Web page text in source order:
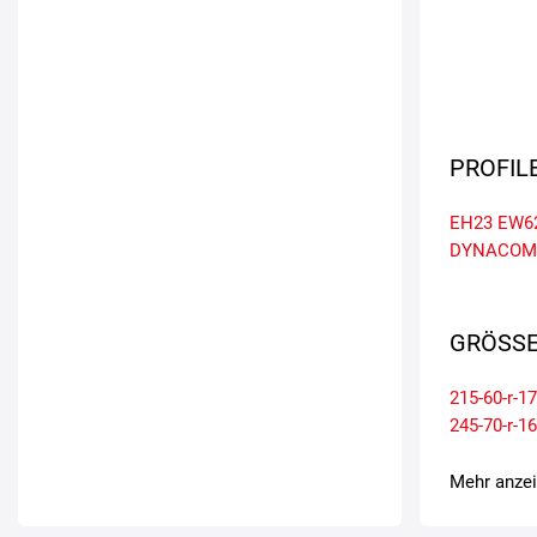
EH23
215-60-r-17
245-70-r-16
Mehr